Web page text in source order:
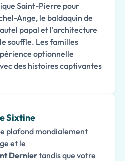
Saint-Pierre pour
Ange, le baldaquin de
papal et l'architecture
souffle. Les familles
optionnelle
des histoires captivantes
Sixtine
plafond mondialement
et le
Derniertandis que votre